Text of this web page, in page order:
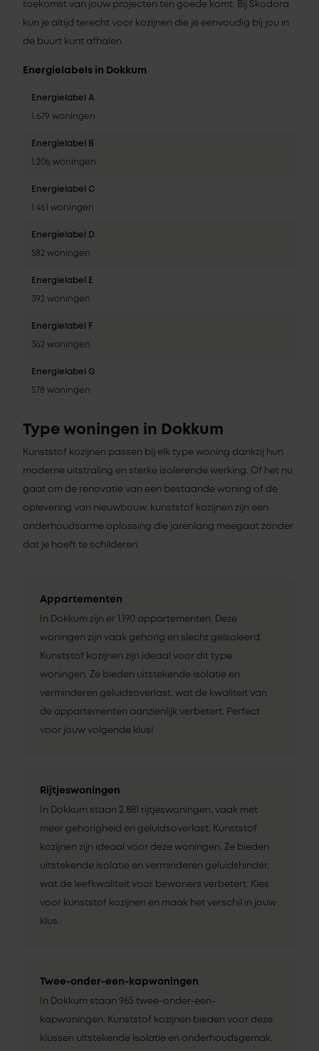
toekomst van jouw projecten ten goede komt. Bij Skodora
kun je altijd terecht voor kozijnen die je eenvoudig bij jou in
de buurt kunt afhalen.
Energielabels in Dokkum
Energielabel A
1.679 woningen
Energielabel B
1.206 woningen
Energielabel C
1.461 woningen
Energielabel D
582 woningen
Energielabel E
392 woningen
Energielabel F
362 woningen
Energielabel G
578 woningen
Type woningen in Dokkum
Kunststof kozijnen passen bij elk type woning dankzij hun
moderne uitstraling en sterke isolerende werking. Of het nu
gaat om de renovatie van een bestaande woning of de
oplevering van nieuwbouw, kunststof kozijnen zijn een
onderhoudsarme oplossing die jarenlang meegaat zonder
dat je hoeft te schilderen.
Appartementen
In Dokkum zijn er 1.190 appartementen. Deze
woningen zijn vaak gehorig en slecht geïsoleerd.
Kunststof kozijnen zijn ideaal voor dit type
woningen. Ze bieden uitstekende isolatie en
verminderen geluidsoverlast, wat de kwaliteit van
de appartementen aanzienlijk verbetert. Perfect
voor jouw volgende klus!
Rijtjeswoningen
In Dokkum staan 2.881 rijtjeswoningen, vaak met
meer gehorigheid en geluidsoverlast. Kunststof
kozijnen zijn ideaal voor deze woningen. Ze bieden
uitstekende isolatie en verminderen geluidshinder,
wat de leefkwaliteit voor bewoners verbetert. Kies
voor kunststof kozijnen en maak het verschil in jouw
klus.
Twee-onder-een-kapwoningen
In Dokkum staan 965 twee-onder-een-
kapwoningen. Kunststof kozijnen bieden voor deze
klussen uitstekende isolatie en onderhoudsgemak.